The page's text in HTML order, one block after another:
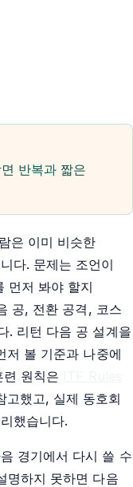
반복과 짧은
은 이미 비슷한
다. 문제는 조언이
먼저 봐야 할지
공, 전환 공격, 코스
. 리턴 다음 공 설계을
저 볼 기준과 나중에
원칙은
고했고, 실제 동호회
했습니다.
경기에서 다시 쓸 수
명하지 못하면 다음